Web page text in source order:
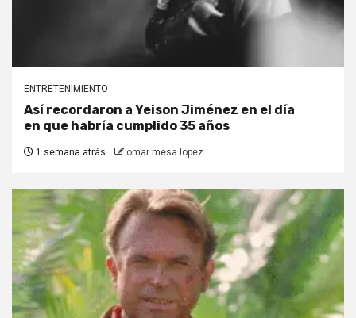
ENTRETENIMIENTO
Así recordaron a Yeison Jiménez en el día
en que habría cumplido 35 años
1 semana atrás omar mesa lopez